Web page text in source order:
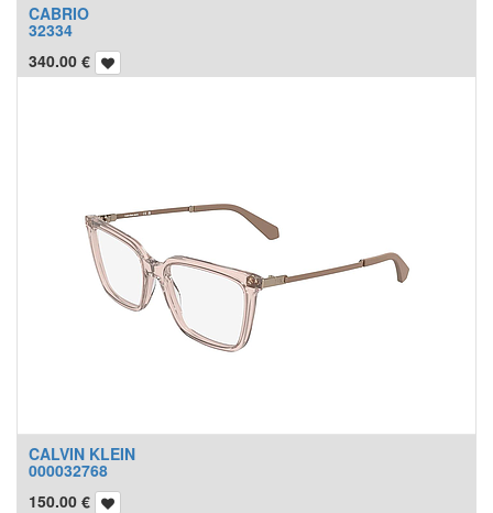
CABRIO
32334
340.00 €
CALVIN KLEIN
000032768
150.00 €